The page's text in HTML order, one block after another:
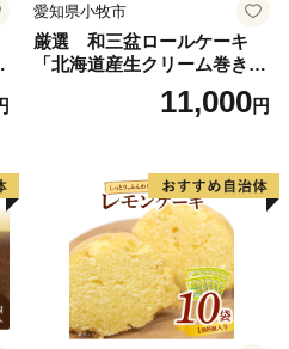
愛知県小牧市
厳選 和三盆ロールケーキ
「北海道産生クリーム巻き」
または「北海道産粒あん巻
き」（サイズ：ハーフ） 和
知県 小牧市 アンプチベアや
11,000円